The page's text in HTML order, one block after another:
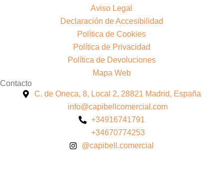
Aviso Legal
Declaración de Accesibilidad
Política de Cookies
Política de Privacidad
Política de Devoluciones
Mapa Web
Contacto
C. de Oneca, 8, Local 2, 28821 Madrid, España
info@capibellcomercial.com
+34916741791
+34670774253
@capibell.comercial